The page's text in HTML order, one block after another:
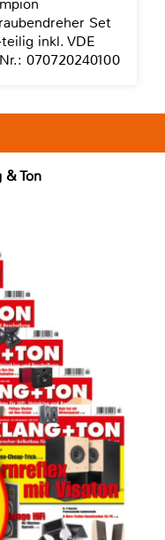
Ton
Set
inkl. VDE
070720240100